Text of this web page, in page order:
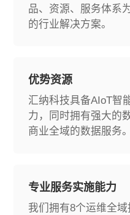
品、资源、服务体系
的行业解决方案。
优势资源
汇纳科技具备AIoT智
力，同时拥有强大的
商业全域的数据服务。
专业服务实施能力
我们拥有8个运维全